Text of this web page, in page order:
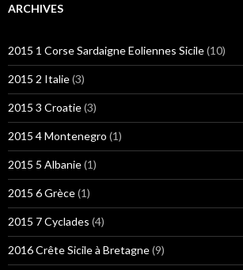
ARCHIVES
2015 1 Corse Sardaigne Eoliennes Sicile(10)
2015 2 Italie(3)
2015 3 Croatie(3)
2015 4 Montenegro (1)
2015 5 Albanie(1)
2015 6 Grèce(1)
2015 7 Cyclades (4)
2016 Crête Sicile à Bretagne(9)